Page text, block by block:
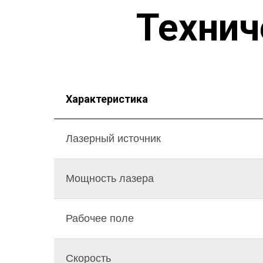
Характеристика
Лазерный источник
Мощность лазера
Рабочее поле
Скорость